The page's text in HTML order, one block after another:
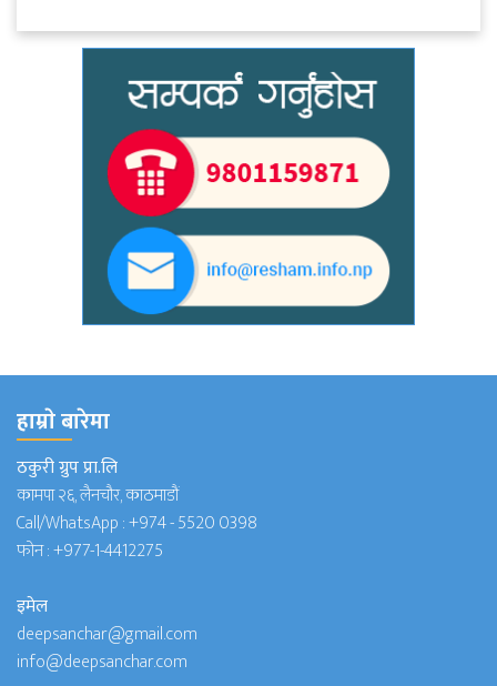
हाम्राे बारेमा
ठकुरी ग्रुप प्रा.लि
कामपा २६, लैनचौर, काठमाडौं
Call/WhatsApp :+974 - 5520 0398
फोन :+977-1-4412275
इमेल
deepsanchar@gmail.com
info@deepsanchar.com